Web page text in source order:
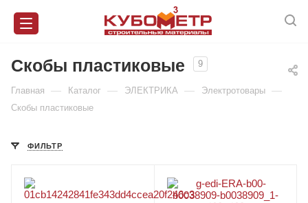
Скобы пластиковые 9
Главная — Каталог — ЭЛЕКТРИКА — Электротовары —
Скобы пластиковые
ФИЛЬТР